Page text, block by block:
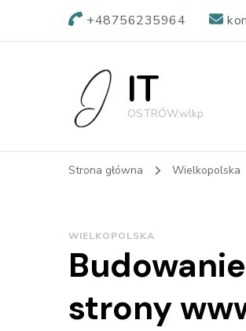
+48756235964
IT
OSTRÓW.wlkp
Strona główna Wielkopolska
WIELKOPOLSKA
strony